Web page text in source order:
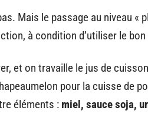
Mais le passage au niveau «
à condition d’utiliser le
et on travaille le jus de
pour la cuisse de
éléments : miel, sauce soja,